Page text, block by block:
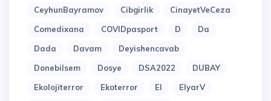
CeyhunBayramov
Cibgirlik
CinayetVeCeza
Comedixana
COVIDpasport D
Da
Dada
Davam
Deyishencavab
Donebilsem
Dosye DSA2022
DUBAY
Ekolojiterror
Ekoterror El
ElyarV